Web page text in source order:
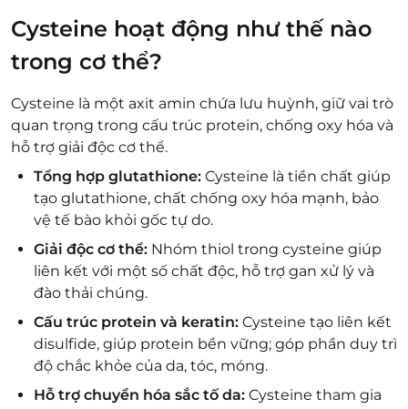
Cysteine hoạt động như thế nào
trong cơ thể?
Cysteine là một axit amin chứa lưu huỳnh, giữ vai trò
quan trọng trong cấu trúc protein, chống oxy hóa và
hỗ trợ giải độc cơ thể.
Tổng hợp glutathione: Cysteine là tiền chất giúp
tạo glutathione, chất chống oxy hóa mạnh, bảo
vệ tế bào khỏi gốc tự do.
Giải độc cơ thể: Nhóm thiol trong cysteine giúp
liên kết với một số chất độc, hỗ trợ gan xử lý và
đào thải chúng.
Cấu trúc protein và keratin: Cysteine tạo liên kết
disulfide, giúp protein bền vững; góp phần duy trì
độ chắc khỏe của da, tóc, móng.
Hỗ trợ chuyển hóa sắc tố da: Cysteine tham gia